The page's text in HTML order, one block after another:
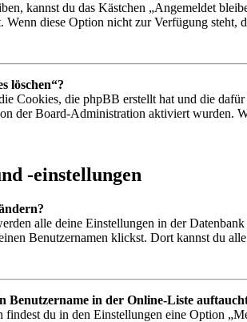
kannst du das Kästchen „Angemeldet
Wenn diese Option nicht zur Verfügung
löschen“?
Cookies, die phpBB erstellt hat und die
der Board-Administration aktiviert wurden.
-einstellungen
alle deine Einstellungen in der
Benutzernamen klickst. Dort kannst du
Benutzername in der Online-Liste
du in den Einstellungen eine Option